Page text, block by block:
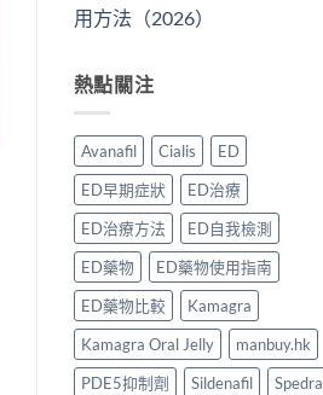
用方法（2026）
熱點關注
Avanafil Cialis
ED
ED早期症狀
ED治療
ED治療方法
ED自我檢測
ED藥物
ED藥物使用指南
ED藥物比較
Kamagra
Kamagra Oral Jelly
manbuy.hk
PDE5抑制劑
Sildenafil
Spedra